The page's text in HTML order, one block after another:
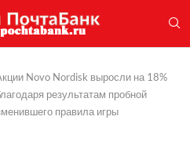
Novo Nordisk выросли на 18%
результатам пробной
правила игры